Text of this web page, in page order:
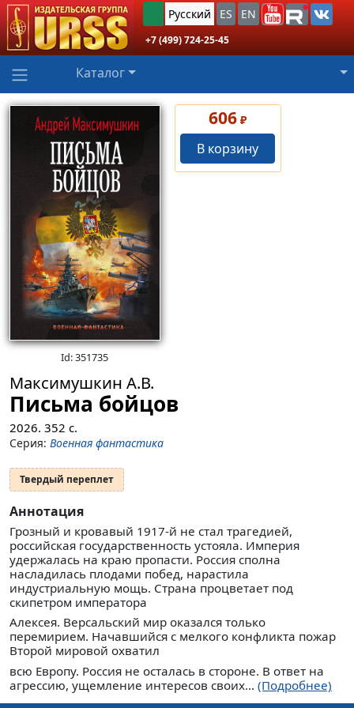
Русский ES EN
+7 (499) 724-25-45
Каталог
Id: 351735
606 ₽
В корзину
Максимушкин А.В.
Письма бойцов
2026. 352 с.
Серия: Военная фантастика
Твердый переплет
Аннотация
Грозный и кровавый 1917-й не стал трагедией,
российская государственность устояла. Империя
удержалась на краю пропасти. Россия сполна
насладилась плодами побед, нарастила
индустриальную мощь. Страна процветает под
скипетром императора
Алексея. Версальский мир оказался только
перемирием. Начавшийся с мелкого конфликта пожар
Второй мировой охватил
всю Европу. Россия не осталась в стороне. В ответ на
агрессию, ущемление интересов своих... (Подробнее)